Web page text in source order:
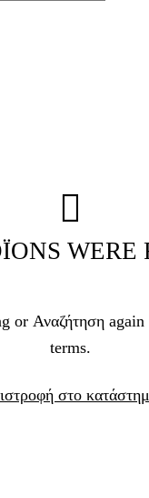
WERE
or Αναζήτηση
terms.
στο